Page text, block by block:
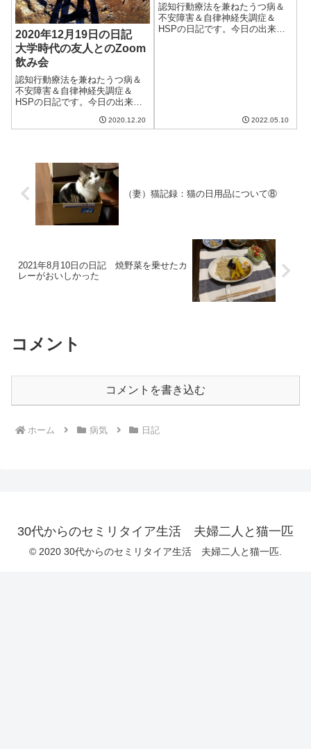
2020年12月19日の日記
大学時代の友人とのZoom
飲み会
認知行動療法を兼ねたうつ病＆
不安障害＆自律神経失調症＆
HSPの日記です。今日の出来事
のだが、午後になると曇ってき
しいのはそこじゃ...
2020.12.20
認知行動療法を兼ねたうつ病＆
不安障害＆自律神経失調症＆
HSPの日記です。今日の出来事
2022.05.10
（妻）猫記録：猫の日用品について⑧
2021年8月10日の日記 焼野菜を乗せたカ
レーがおいしかった
コメント
コメントを書き込む
ホーム 病気 日記
30代からのセミリタイア生活 夫婦二人と猫一匹
© 2020 30代からのセミリタイア生活 夫婦二人と猫一匹.